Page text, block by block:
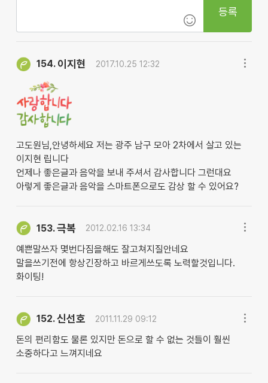
등록
154. 이지현 2017.10.25 12:32
고도원님,안녕하세요 저는 광주 남구 모아 2차에서 살고 있는
이지현 립니다
언제나 좋은글과 음악을 보내 주셔서 감사합니다 그런대요
아렇게 좋은글과 음악을 스마트폰으로도 감상 할 수 있어요?
153.극복 2012.02.16 13:34
예쁜말쓰자 몇번다짐을해도 잘고쳐지질안네요
말을쓰기전에 항상긴장하고 바르게쓰도록 노력할것입니다.
화이팅!
152.신선호 2011.11.29 09:12
돈의 편리함도 물론 있지만 돈으로 할 수 없는 것들이 훨씬
소중하다고 느껴지네요